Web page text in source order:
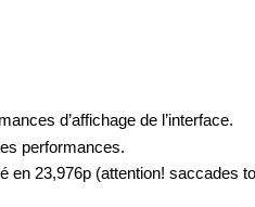
d’affichage de l’interface.
performances.
en 23,976p (attention! saccades